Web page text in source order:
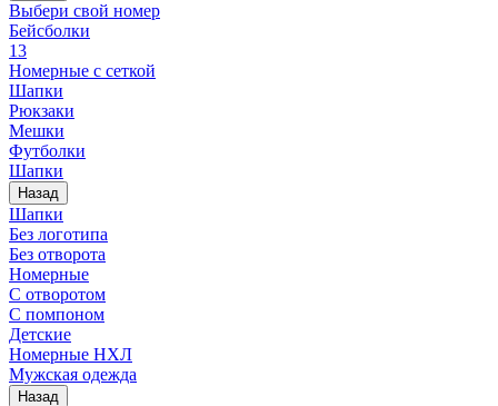
Выбери свой номер
Бейсболки
13
Номерные с сеткой
Шапки
Рюкзаки
Мешки
Футболки
Шапки
Назад
Шапки
Без логотипа
Без отворота
Номерные
С отворотом
С помпоном
Детские
Номерные НХЛ
Мужская одежда
Назад